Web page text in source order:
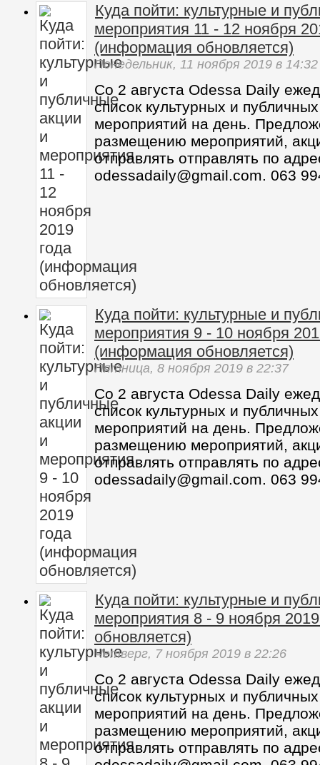
Куда пойти: культурные и
мероприятия 11 - 12 ноября
(информация обновляется)
Понедельник, 11 ноября 2019 в 14:32
Со 2 августа Odessa Daily
список культурных и
мероприятий на день.
размещению мероприятий,
отправлять отправлять по
odessadaily@gmail.com. 063
Куда пойти: культурные и
мероприятия 9 - 10 ноября
(информация обновляется)
Пятница, 8 ноября 2019 в 22:37
Со 2 августа Odessa Daily
список культурных и
мероприятий на день.
размещению мероприятий,
отправлять отправлять по
odessadaily@gmail.com. 063
Куда пойти: культурные и
мероприятия 8 - 9 ноября
обновляется)
Четверг, 7 ноября 2019 в 22:26
Со 2 августа Odessa Daily
список культурных и
мероприятий на день.
размещению мероприятий,
отправлять отправлять по